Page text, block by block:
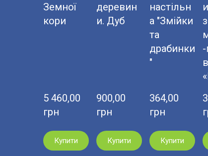
Земної
кори
5 460,00
грн
Купити
деревин
и. Дуб
900,00
грн
Купити
настільн
а "Змійки
та
драбинки
"
364,00
грн
Купити